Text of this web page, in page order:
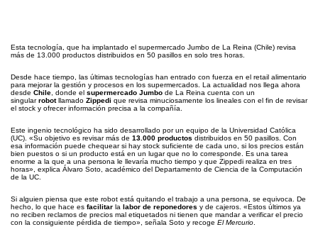
Esta tecnología, que ha implantado el supermercado Jumbo de La Reina (Chile) revisa
más de 13.000 productos distribuidos en 50 pasillos en solo tres horas.
Desde hace tiempo, las últimas tecnologías han entrado con fuerza en el retail alimentario
para mejorar la gestión y procesos en los supermercados. La actualidad nos llega ahora
desde Chile , donde el supermercado Jumbo de La Reina cuenta con un
singularrobotllamado Zippedi que revisa minuciosamente los lineales con el fin de revisar
el stock y ofrecer información precisa a la compañía.
Este ingenio tecnológico ha sido desarrollado por un equipo de la Universidad Católica
(UC). «Su objetivo es revisar más de 13.000 productos distribuidos en 50 pasillos. Con
esa información puede chequear si hay stock suficiente de cada uno, si los precios están
bien puestos o si un producto está en un lugar que no lo corresponde. Es una tarea
enorme a la que a una persona le llevaría mucho tiempo y que Zippedi realiza en tres
horas», explica Álvaro Soto, académico del Departamento de Ciencia de la Computación
de la UC.
Si alguien piensa que este robot está quitando el trabajo a una persona, se equivoca. De
hecho, lo que hace es facilitar la labor de reponedores y de cajeros. «Estos últimos ya
no reciben reclamos de precios mal etiquetados ni tienen que mandar a verificar el precio
con la consiguiente pérdida de tiempo», señala Soto y recoge El Mercurio